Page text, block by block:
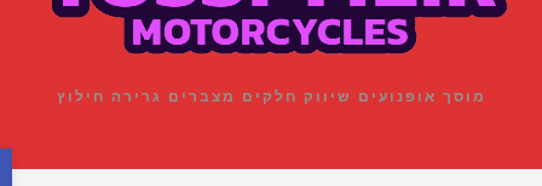
מוסך אופנועים שיווק חלקים מצברים גרירה חילוץ
פתח סרגל נגישות